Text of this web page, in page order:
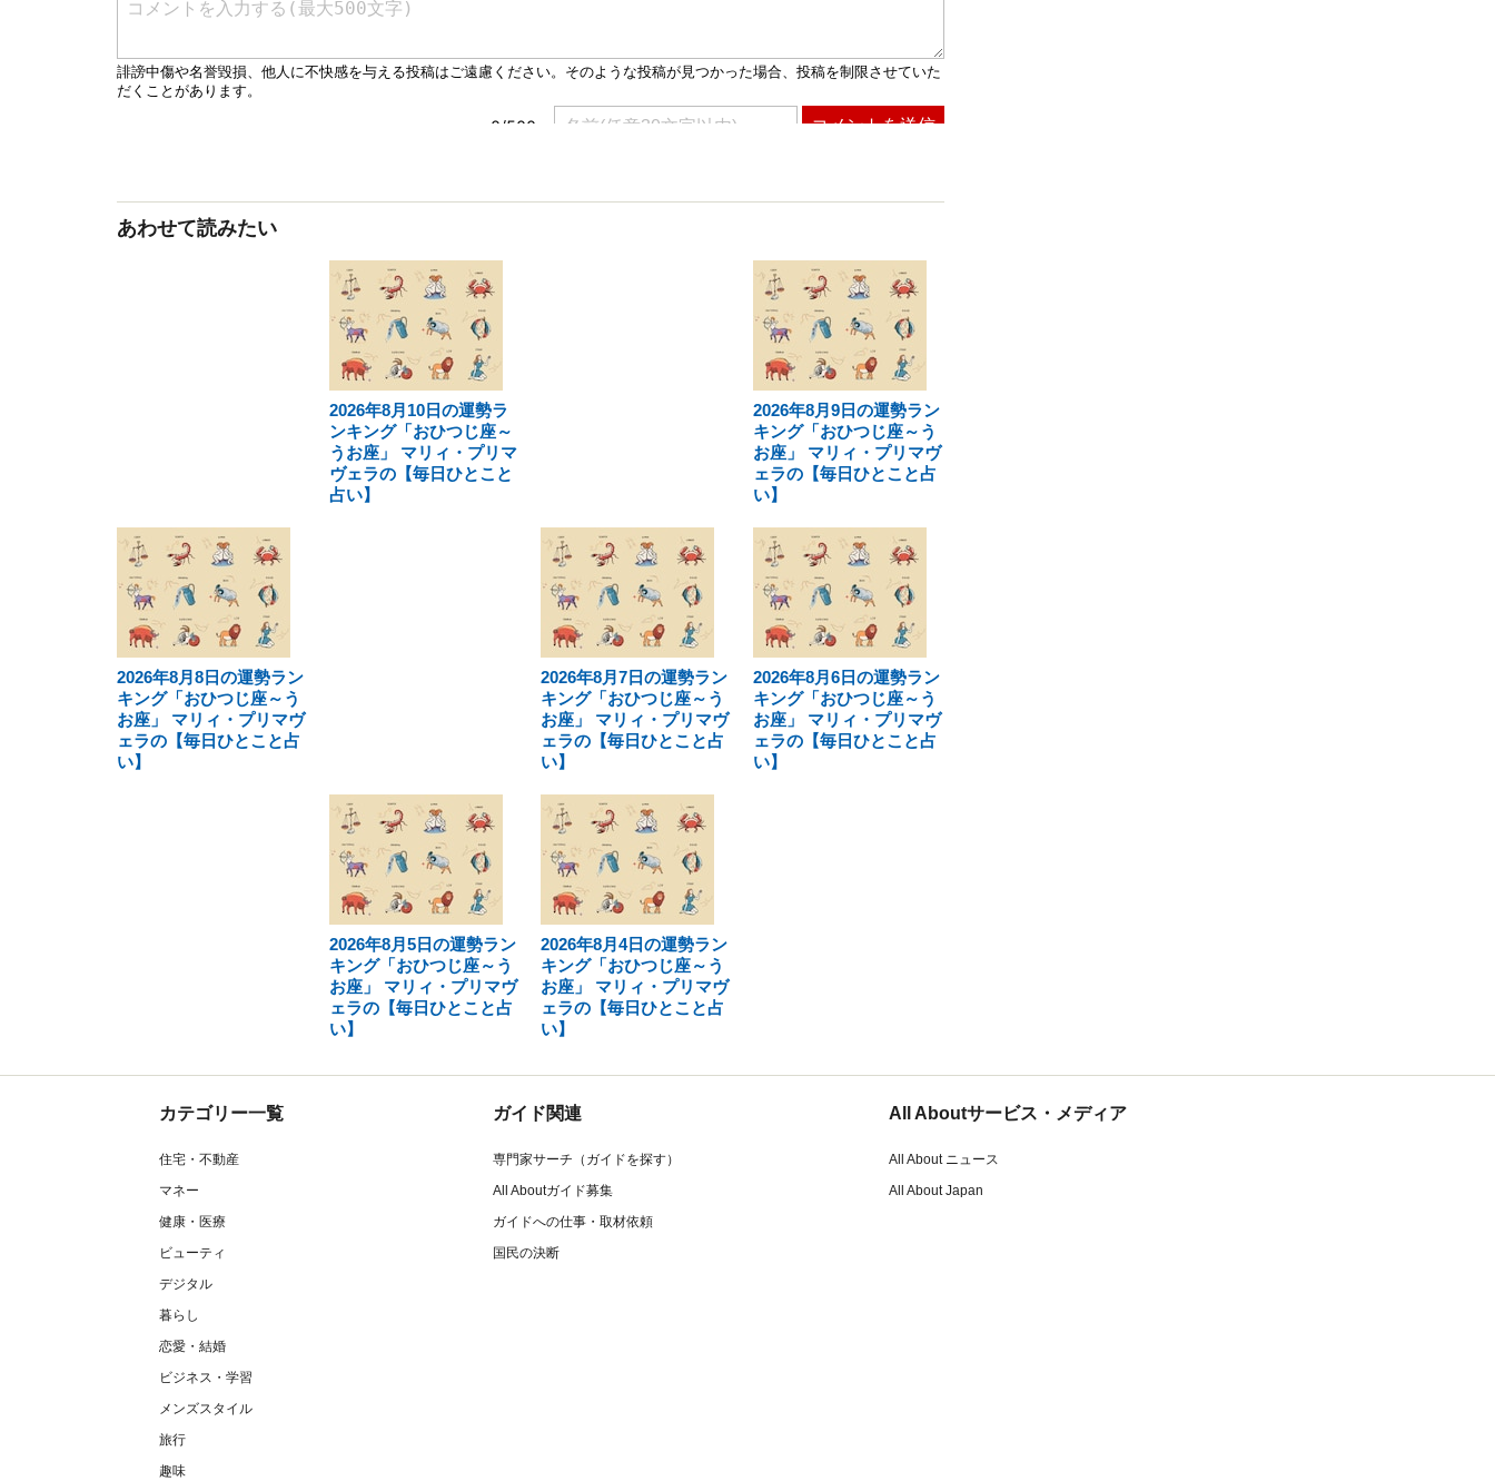
あわせて読みたい
2026年8月10日の運勢ラ
ンキング「おひつじ座～
うお座」 マリィ・プリマ
ヴェラの【毎日ひとこと
占い】
2026年8月9日の運勢ラン
キング「おひつじ座～う
お座」 マリィ・プリマヴ
ェラの【毎日ひとこと占
い】
2026年8月8日の運勢ラン
キング「おひつじ座～う
お座」 マリィ・プリマヴ
ェラの【毎日ひとこと占
い】
2026年8月7日の運勢ラン
キング「おひつじ座～う
お座」 マリィ・プリマヴ
ェラの【毎日ひとこと占
い】
2026年8月6日の運勢ラン
キング「おひつじ座～う
お座」 マリィ・プリマヴ
ェラの【毎日ひとこと占
い】
2026年8月5日の運勢ラン
キング「おひつじ座～う
お座」 マリィ・プリマヴ
ェラの【毎日ひとこと占
い】
2026年8月4日の運勢ラン
キング「おひつじ座～う
お座」 マリィ・プリマヴ
ェラの【毎日ひとこと占
い】
カテゴリー一覧
住宅・不動産
マネー
健康・医療
ビューティ
デジタル
暮らし
恋愛・結婚
ビジネス・学習
メンズスタイル
旅行
趣味
ガイド関連
専門家サーチ（ガイドを探す）
All Aboutガイド募集
ガイドへの仕事・取材依頼
国民の決断
All Aboutサービス・メディア
All About ニュース
All About Japan